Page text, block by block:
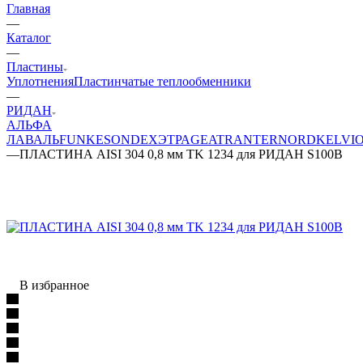
Главная
—
Каталог
—
Пластины
УплотненияПластинчатые теплообменники
—
РИДАН
АЛЬФА
ЛАВАЛЬFUNKESONDEXЭТРАGEATRANTERNORD
—ПЛАСТИНА AISI 304 0,8 мм TK 1234 для РИДАН S100B
В избранное